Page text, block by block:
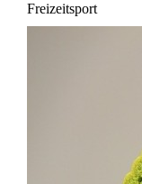
Freizeitsport